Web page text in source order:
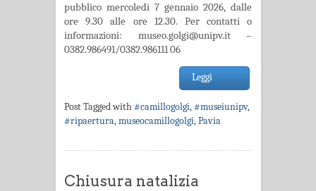
pubblico mercoledì 7 gennaio 2026, dalle
ore 9.30 alle ore 12.30. Per contatti o
informazioni: museo.golgi@unipv.it –
0382.986491/0382.986111 06
Leggi
Post Tagged with#camillogolgi,#museiunipv,
#ripaertura,museocamillogolgi,Pavia
Chiusura natalizia